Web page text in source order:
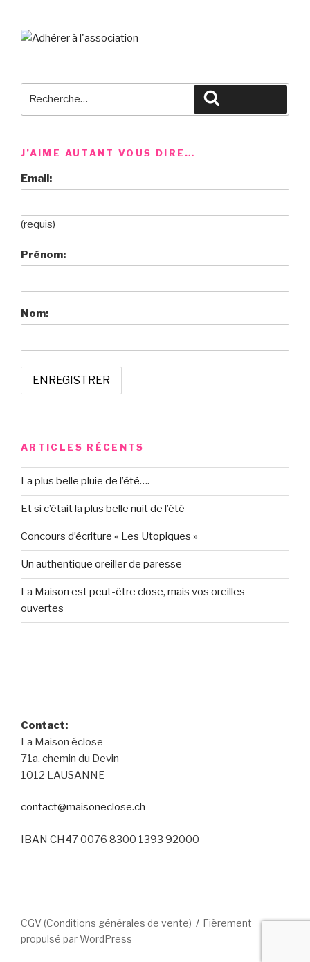
J’AIME AUTANT VOUS DIRE…
Email:
(requis)
Prénom:
Nom:
ARTICLES RÉCENTS
La plus belle pluie de l’été….
Et si c’était la plus belle nuit de l’été
Concours d’écriture « Les Utopiques »
Un authentique oreiller de paresse
La Maison est peut-être close, mais vos oreilles
ouvertes
Contact:
La Maison éclose
71a, chemin du Devin
1012 LAUSANNE
contact@maisoneclose.ch
IBAN CH47 0076 8300 1393 92000
CGV (Conditions générales de vente)
Fièrement
propulsé par WordPress